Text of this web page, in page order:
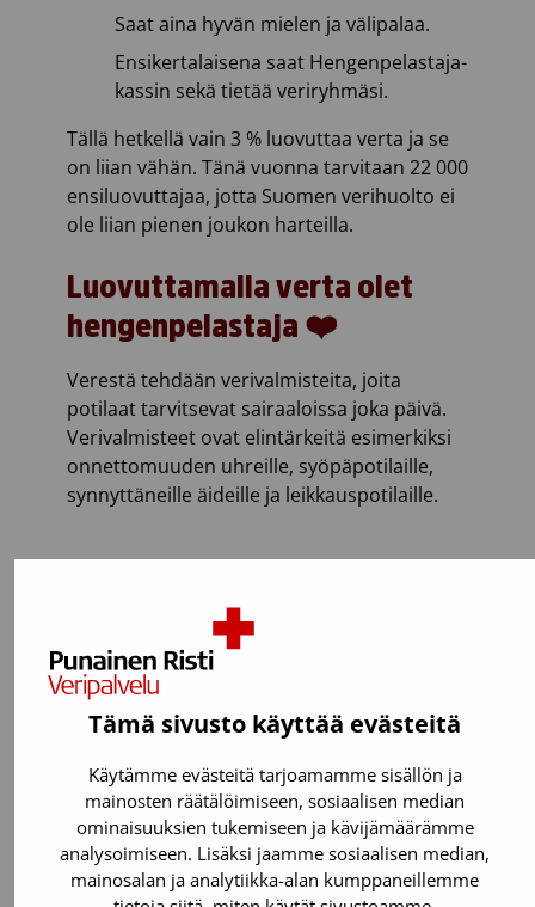
Tämä sivusto käyttää evästeitä
Käytämme evästeitä tarjoamamme sisällön ja
mainosten räätälöimiseen, sosiaalisen median
ominaisuuksien tukemiseen ja kävijämäärämme
analysoimiseen. Lisäksi jaamme sosiaalisen median,
mainosalan ja analytiikka-alan kumppaneillemme
Saat aina hyvän mielen ja välipalaa.
Ensikertalaisena saat Hengenpelastaja-
kassin sekä tietää veriryhmäsi.
Tällä hetkellä vain 3 % luovuttaa verta ja se
on liian vähän. Tänä vuonna tarvitaan 22 000
ensiluovuttajaa, jotta Suomen verihuolto ei
ole liian pienen joukon harteilla.
Luovuttamalla verta olet
hengenpelastaja ❤️
Verestä tehdään verivalmisteita, joita
potilaat tarvitsevat sairaaloissa joka päivä.
Verivalmisteet ovat elintärkeitä esimerkiksi
onnettomuuden uhreille, syöpäpotilaille,
synnyttäneille äideille ja leikkauspotilaille.